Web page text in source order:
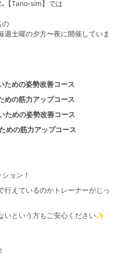
【Tano-sim】では
の
週土曜の夕方〜夜に開催していま
ための姿勢改善コース
めの筋力アップコース
ための姿勢改善コース
めの筋力アップコース
ョン！
行えているのかトレーナーがじっ
いという方もご安心ください✨